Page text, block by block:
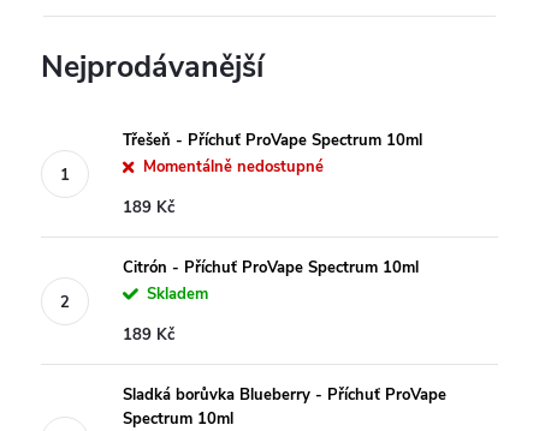
Nejprodávanější
Třešeň - Příchuť ProVape Spectrum 10ml
Momentálně nedostupné
189 Kč
Citrón - Příchuť ProVape Spectrum 10ml
Skladem
189 Kč
Sladká borůvka Blueberry - Příchuť ProVape
Spectrum 10ml